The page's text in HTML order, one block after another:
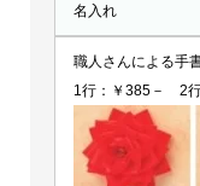
名入れ
職人さんによる手
1行：￥385－ 2